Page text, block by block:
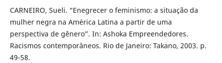
CARNEIRO, Sueli. “Enegrecer o feminismo: a situação da
mulher negra na América Latina a partir de uma
perspectiva de gênero”. In: Ashoka Empreendedores.
Racismos contemporâneos. Rio de Janeiro: Takano, 2003. p.
49-58.